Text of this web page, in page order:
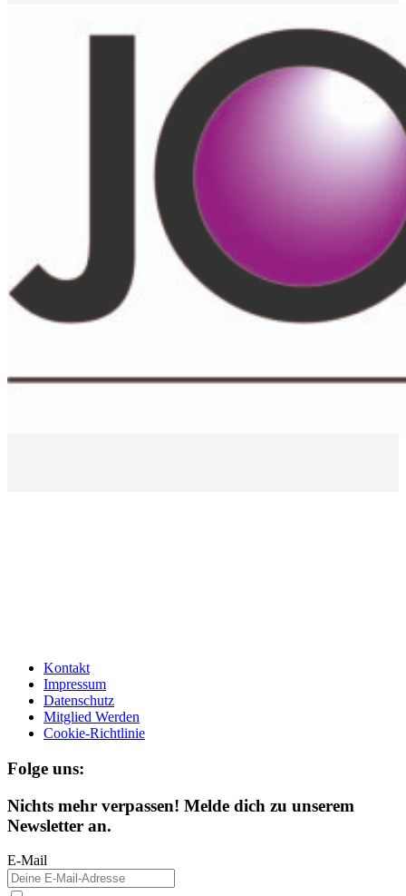
Kontakt
Impressum
Datenschutz
Mitglied Werden
Cookie-Richtlinie
Folge uns:
Nichts mehr verpassen! Melde dich zu unserem
Newsletter an.
E-Mail